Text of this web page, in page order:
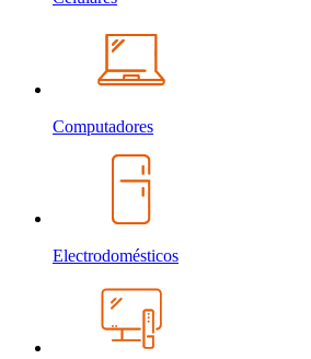
Computadores
Electrodomésticos